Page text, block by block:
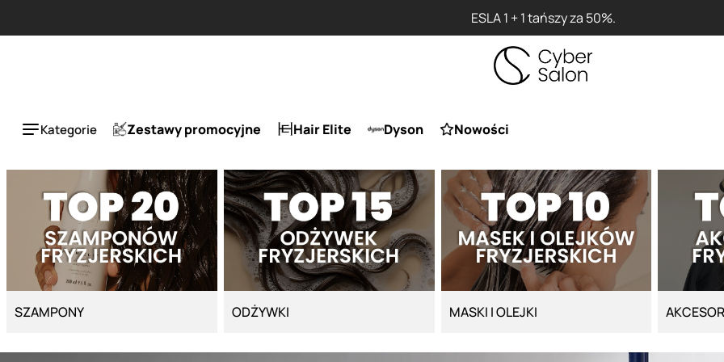
ESLA 1 + 1 tańszy za 50%.
Kategorie Zestawy promocyjne Hair Elite Dyson Nowości
SZAMPONY ODŻYWKI MASKI I OLEJKI